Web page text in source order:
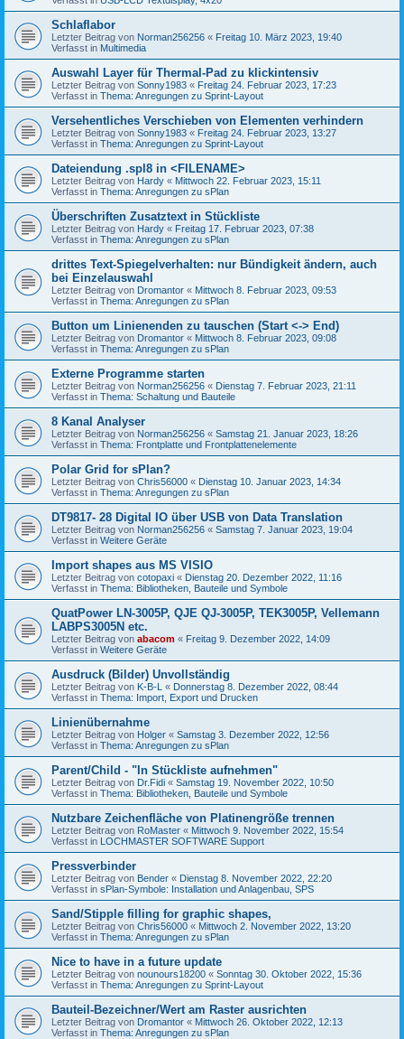
Schlaflabor
Letzter Beitrag von Norman256256 « Freitag 10. März 2023, 19:40
Verfasst in Multimedia
Auswahl Layer für Thermal-Pad zu klickintensiv
Letzter Beitrag von Sonny1983 « Freitag 24. Februar 2023, 17:23
Verfasst in Thema: Anregungen zu Sprint-Layout
Versehentliches Verschieben von Elementen verhindern
Letzter Beitrag von Sonny1983 « Freitag 24. Februar 2023, 13:27
Verfasst in Thema: Anregungen zu Sprint-Layout
Dateiendung .spl8 in <FILENAME>
Letzter Beitrag von Hardy « Mittwoch 22. Februar 2023, 15:11
Verfasst in Thema: Anregungen zu sPlan
Überschriften Zusatztext in Stückliste
Letzter Beitrag von Hardy « Freitag 17. Februar 2023, 07:38
Verfasst in Thema: Anregungen zu sPlan
drittes Text-Spiegelverhalten: nur Bündigkeit ändern, auch
bei Einzelauswahl
Letzter Beitrag von Dromantor « Mittwoch 8. Februar 2023, 09:53
Verfasst in Thema: Anregungen zu sPlan
Button um Linienenden zu tauschen (Start <-> End)
Letzter Beitrag von Dromantor « Mittwoch 8. Februar 2023, 09:08
Verfasst in Thema: Anregungen zu sPlan
Externe Programme starten
Letzter Beitrag von Norman256256 « Dienstag 7. Februar 2023, 21:11
Verfasst in Thema: Schaltung und Bauteile
8 Kanal Analyser
Letzter Beitrag von Norman256256 « Samstag 21. Januar 2023, 18:26
Verfasst in Thema: Frontplatte und Frontplattenelemente
Polar Grid for sPlan?
Letzter Beitrag von Chris56000 « Dienstag 10. Januar 2023, 14:34
Verfasst in Thema: Anregungen zu sPlan
DT9817- 28 Digital IO über USB von Data Translation
Letzter Beitrag von Norman256256 « Samstag 7. Januar 2023, 19:04
Verfasst in Weitere Geräte
Import shapes aus MS VISIO
Letzter Beitrag von cotopaxi « Dienstag 20. Dezember 2022, 11:16
Verfasst in Thema: Bibliotheken, Bauteile und Symbole
QuatPower LN-3005P, QJE QJ-3005P, TEK3005P, Vellemann
LABPS3005N etc.
Letzter Beitrag von abacom « Freitag 9. Dezember 2022, 14:09
Verfasst in Weitere Geräte
Ausdruck (Bilder) Unvollständig
Letzter Beitrag von K-B-L « Donnerstag 8. Dezember 2022, 08:44
Verfasst in Thema: Import, Export und Drucken
Linienübernahme
Letzter Beitrag von Holger « Samstag 3. Dezember 2022, 12:56
Verfasst in Thema: Anregungen zu sPlan
Parent/Child - "In Stückliste aufnehmen"
Letzter Beitrag von Dr.Fidi « Samstag 19. November 2022, 10:50
Verfasst in Thema: Bibliotheken, Bauteile und Symbole
Nutzbare Zeichenfläche von Platinengröße trennen
Letzter Beitrag von RoMaster « Mittwoch 9. November 2022, 15:54
Verfasst in LOCHMASTER SOFTWARE Support
Pressverbinder
Letzter Beitrag von Bender « Dienstag 8. November 2022, 22:20
Verfasst in sPlan-Symbole: Installation und Anlagenbau, SPS
Sand/Stipple filling for graphic shapes,
Letzter Beitrag von Chris56000 « Mittwoch 2. November 2022, 13:20
Verfasst in Thema: Anregungen zu sPlan
Nice to have in a future update
Letzter Beitrag von nounours18200 « Sonntag 30. Oktober 2022, 15:36
Verfasst in Thema: Anregungen zu Sprint-Layout
Bauteil-Bezeichner/Wert am Raster ausrichten
Letzter Beitrag von Dromantor « Mittwoch 26. Oktober 2022, 12:13
Verfasst in Thema: Anregungen zu sPlan